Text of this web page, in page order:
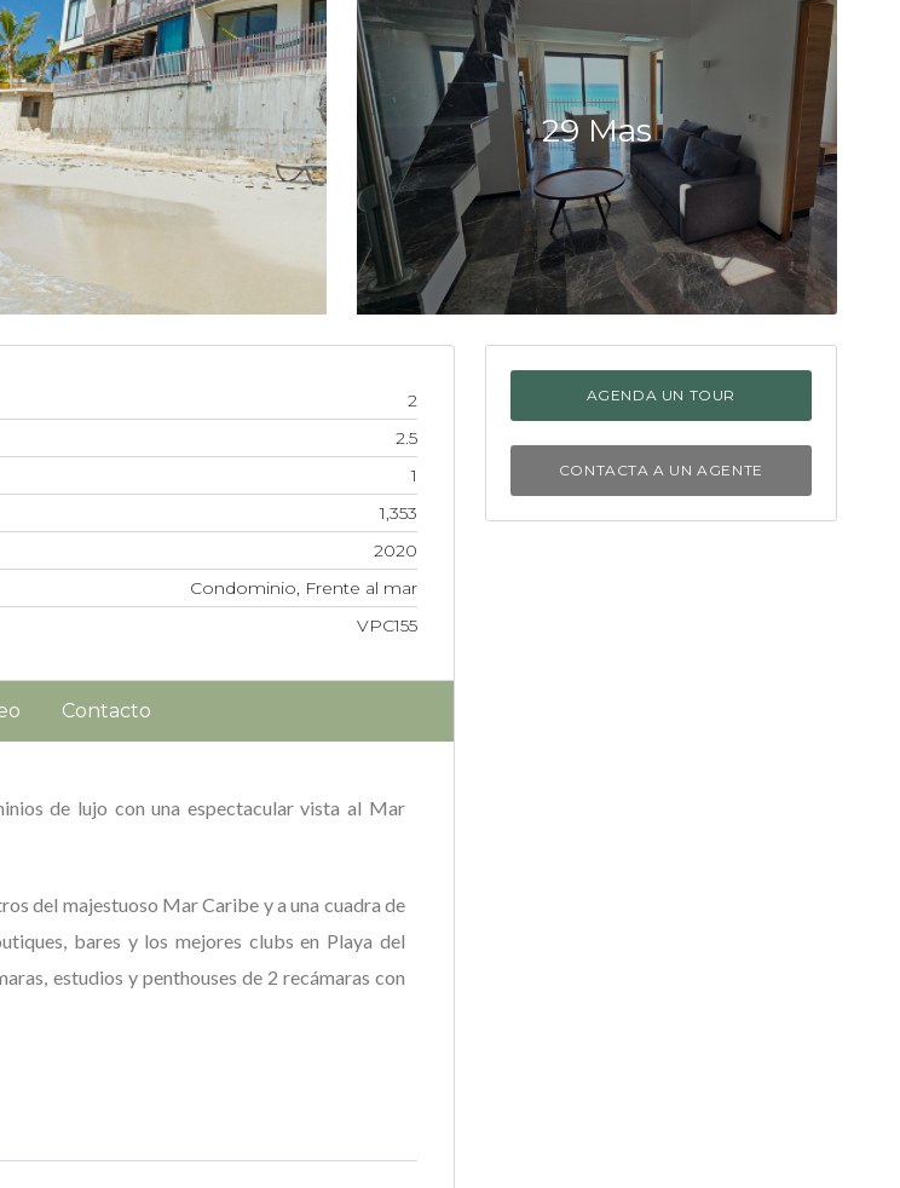
29 Mas
2
2.5
1
1,353
2020
Condominio, Frente al mar
VPC155
Contacto
de lujo con una espectacular vista al Mar
del majestuoso Mar Caribe y a una cuadra de
bares y los mejores clubs en Playa del
estudios y penthouses de 2 recámaras con
AGENDA UN TOUR
CONTACTA A UN AGENTE